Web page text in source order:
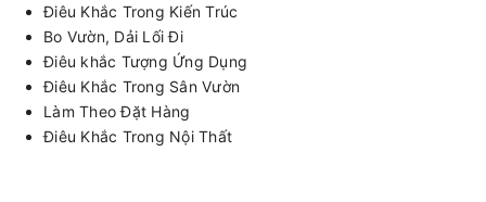
Điêu Khắc Trong Kiến Trúc
Bo Vườn, Dải Lối Đi
Điêu khắc Tượng Ứng Dụng
Điêu Khắc Trong Sân Vườn
Làm Theo Đặt Hàng
Điêu Khắc Trong Nội Thất